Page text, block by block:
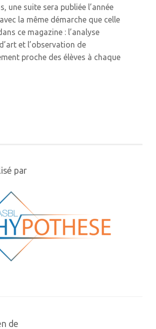
une suite sera publiée l’année
la même démarche que celle
ce magazine : l’analyse
et l’observation de
proche des élèves à chaque
par
de